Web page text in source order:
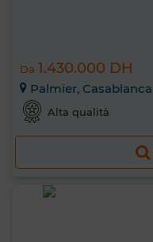
Da 1.430.000 DH
Palmier, Casablanca
Alta qualità